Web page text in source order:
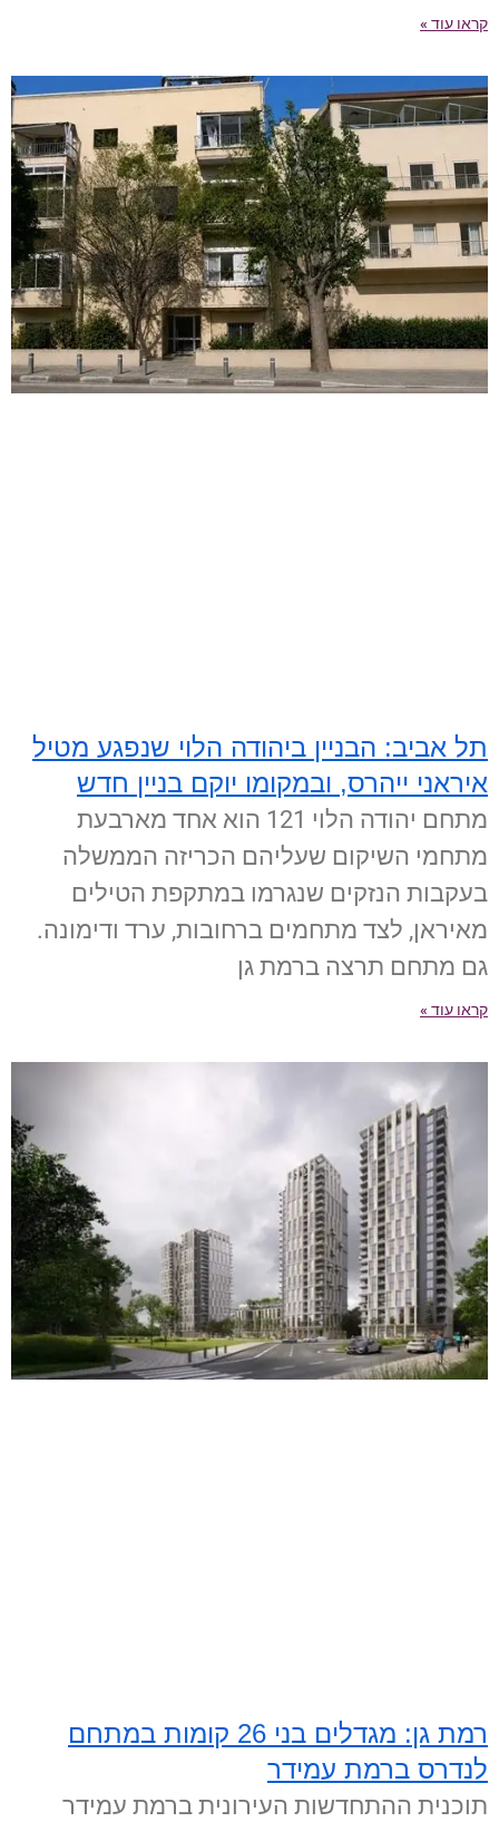
קראו עוד »
תל אביב: הבניין ביהודה הלוי שנפגע מטיל
איראני ייהרס, ובמקומו יוקם בניין חדש
מתחם יהודה הלוי 121 הוא אחד מארבעת
מתחמי השיקום שעליהם הכריזה הממשלה
בעקבות הנזקים שנגרמו במתקפת הטילים
מאיראן, לצד מתחמים ברחובות, ערד ודימונה.
גם מתחם תרצה ברמת גן
קראו עוד »
רמת גן: מגדלים בני 26 קומות במתחם
לנדרס ברמת עמידר
תוכנית ההתחדשות העירונית ברמת עמידר